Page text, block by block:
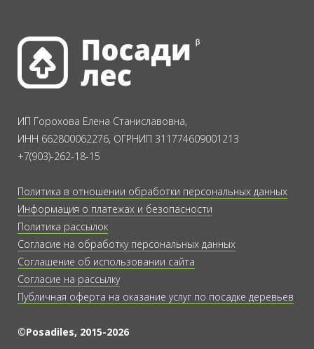
ИП Горохова Елена Станиславовна,
ИНН 662800062276, ОГРНИП 311774609001213
+7(903)-262-18-15
Политика в отношении обработки персональных данных
Информация о платежах и безопасности
Политика рассылок
Согласие на обработку персональных данных
Соглашение об использовании сайта
Согласие на рассылку
Публичная оферта на оказание услуг по посадке деревьев
©Posadiles, 2015-2026